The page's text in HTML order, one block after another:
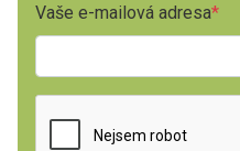
Vaše e-mailová adresa